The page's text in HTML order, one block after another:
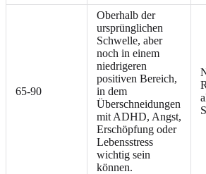
65-90
Oberhalb der
ursprünglichen
Schwelle, aber
noch in einem
niedrigeren
positiven Bereich,
in dem
Überschneidungen
mit ADHD, Angst,
Erschöpfung oder
Lebensstress
wichtig sein
können.